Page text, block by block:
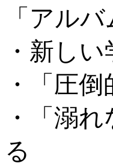
「アルバ
・新し
・「圧
・「溺
る